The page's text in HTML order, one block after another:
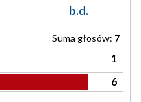
b.d.
Suma głosów: 7
1
6